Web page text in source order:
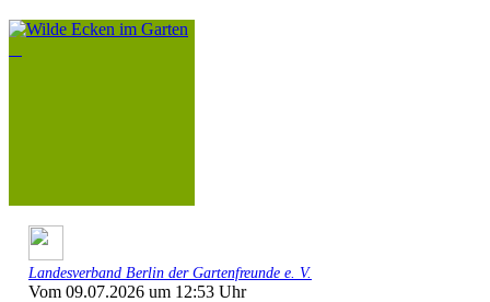
Landesverband Berlin der Gartenfreunde e. V.
Vom 09.07.2026 um 12:53 Uhr